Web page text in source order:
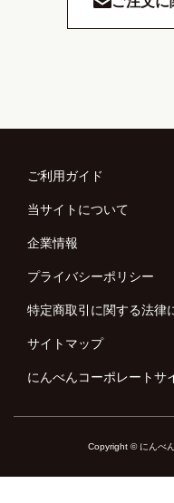
ご利用ガイド
当サイトについて
企業情報
プライバシーポリシー
特定商取引に関する法律
サイトマップ
にんべんコーポレートサ
Copyright © にんべ